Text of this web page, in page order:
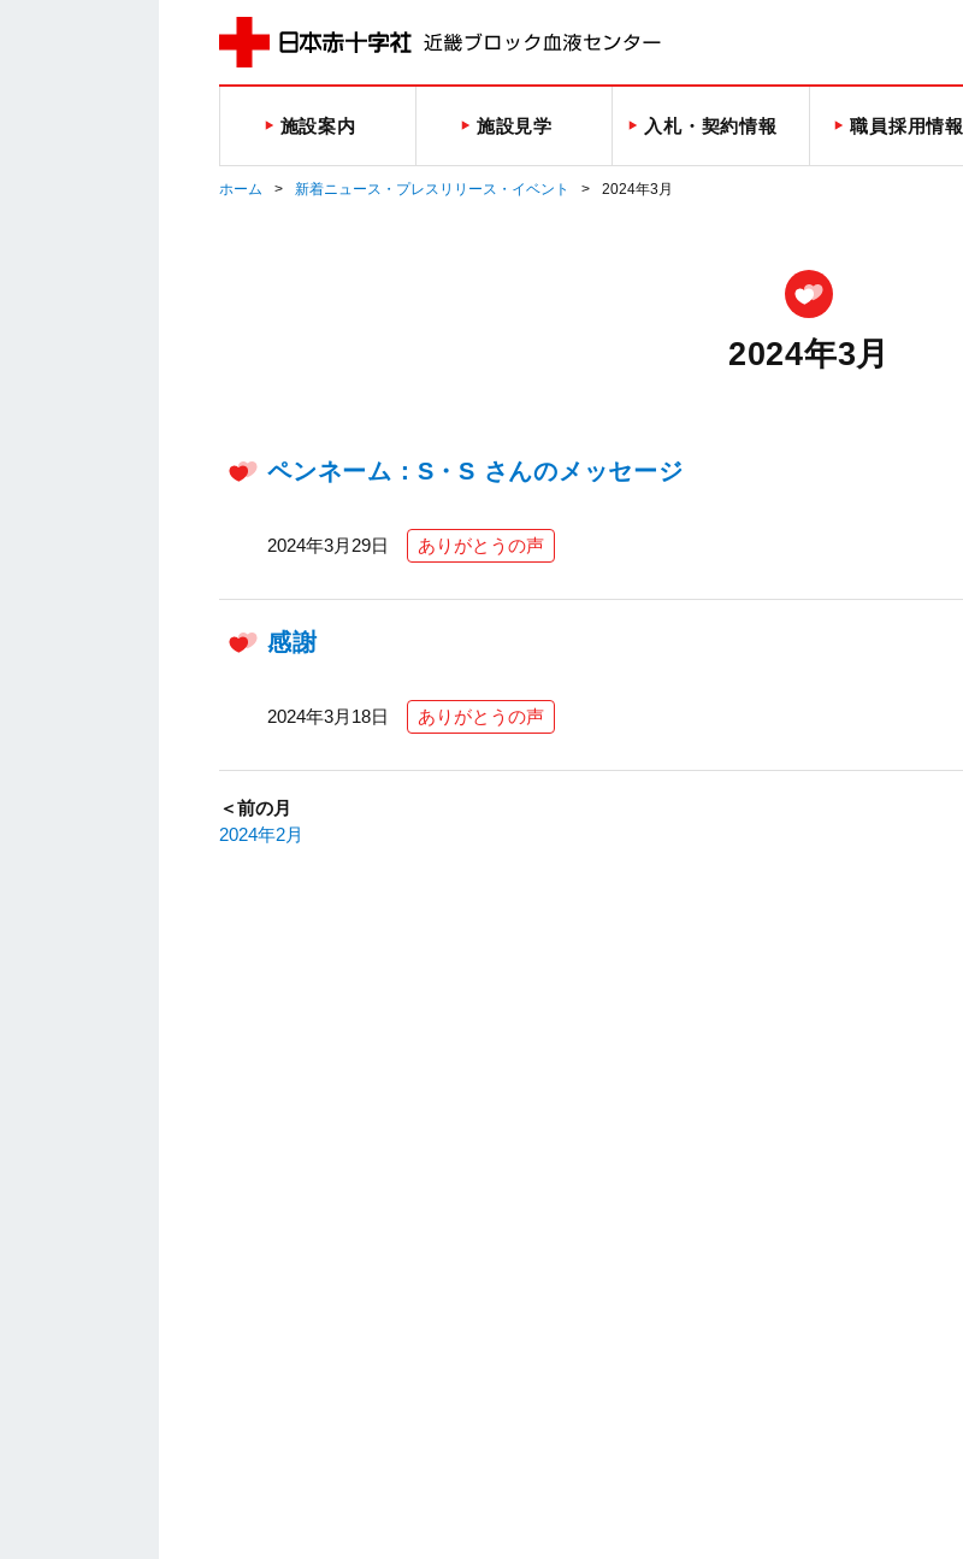
施設案内 施設見学 入札・契約情報 職員採用情報
ホーム 新着ニュース・プレスリリース・イベント 2024年3月
2024年3月
ペンネーム：S・S さんのメッセージ
2024年3月29日 ありがとうの声
感謝
2024年3月18日 ありがとうの声
＜前の月
2024年2月